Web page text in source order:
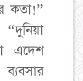
কতা!”
এদেশ